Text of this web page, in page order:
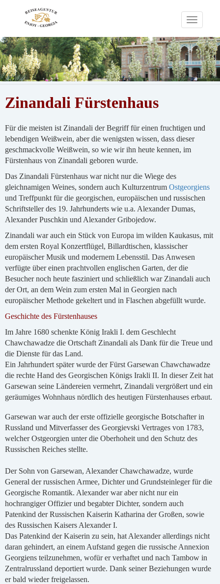
Toggle
Zinandali Fürstenhaus
Für die meisten ist Zinandali der Begriff für einen fruchtigen und
lebendigen Weißwein, aber die wenigsten wissen, dass dieser
geschmackvolle Weißwein, so wie wir ihn heute kennen, im
Fürstenhaus von Zinandali geboren wurde.
Das Zinandali Fürstenhaus war nicht nur die Wiege des
gleichnamigen Weines, sondern auch Kulturzentrum Ostgeorgiens
und Treffpunkt für die georgischen, europäischen und russischen
Schriftsteller des 19. Jahrhunderts wie u.a. Alexander Dumas,
Alexander Puschkin und Alexander Gribojedow.
Zinandali war auch ein Stück von Europa im wilden Kaukasus, mit
dem ersten Royal Konzertflügel, Billardtischen, klassischer
europäischer Musik und modernem Lebensstil. Das Anwesen
verfügte über einen prachtvollen englischen Garten, der die
Besucher noch heute fasziniert und schließlich war Zinandali auch
der Ort, an dem Wein zum ersten Mal in Georgien nach
europäischer Methode gekeltert und in Flaschen abgefüllt wurde.
Geschichte des Fürstenhauses
Im Jahre 1680 schenkte König Irakli I. dem Geschlecht
Chawchawadze die Ortschaft Zinandali als Dank für die Treue und
die Dienste für das Land.
Ein Jahrhundert später wurde der Fürst Garsewan Chawchawadze
die rechte Hand des Georgischen Königs Irakli II. In dieser Zeit hat
Garsewan seine Ländereien vermehrt, Zinandali vergrößert und ein
geräumiges Wohnhaus nördlich des heutigen Fürstenhauses erbaut.
Garsewan war auch der erste offizielle georgische Botschafter in
Russland und Mitverfasser des Georgievski Vertrages von 1783,
welcher Ostgeorgien unter die Oberhoheit und den Schutz des
Russischen Reiches stellte.
Der Sohn von Garsewan, Alexander Chawchawadze, wurde
General der russischen Armee, Dichter und Grundsteinleger für die
Georgische Romantik. Alexander war aber nicht nur ein
hochrangiger Offizier und begabter Dichter, sondern auch
Patenkind der Russischen Kaiserin Katharina der Großen, sowie
des Russischen Kaisers Alexander I.
Das Patenkind der Kaiserin zu sein, hat Alexander allerdings nicht
daran gehindert, an einem Aufstand gegen die russische Annexion
Georgiens teilzunehmen, wofür er verhaftet und nach Tambow in
Zentralrussland deportiert wurde. Dank seiner Beziehungen wurde
er bald wieder freigelassen.